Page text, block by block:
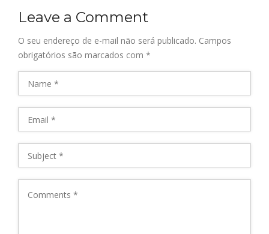
Leave a Comment
O seu endereço de e-mail não será publicado. Campos
obrigatórios são marcados com *